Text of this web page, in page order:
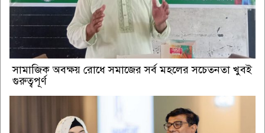
সামাজিক অবক্ষয় রোধে সমাজের সর্ব মহলের সচেতনতা খুবই
গুরুত্বপূর্ণ